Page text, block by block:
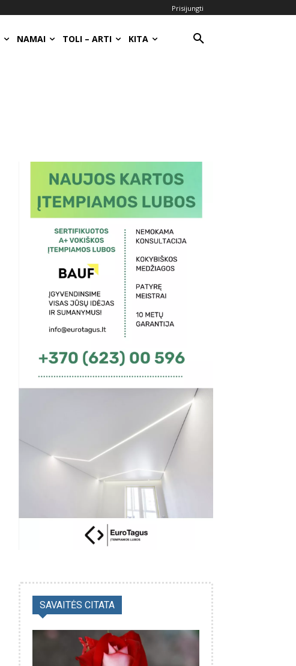
Prisijungti
NAMAI TOLI – ARTI KITA
SAVAITĖS CITATA